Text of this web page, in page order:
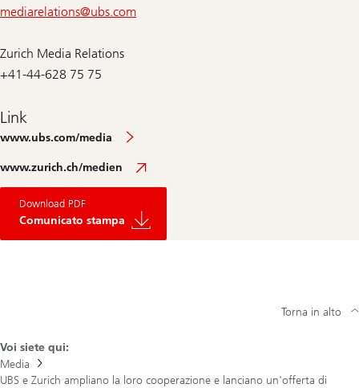
mediarelations@ubs.com
Zurich Media Relations
+41-44-628 75 75
Link
www.ubs.com/media
www.zurich.ch/medien
Download PDF
Comunicato stampa
Voi siete qui:
Media
UBS e Zurich ampliano la loro cooperazione e lanciano un'offerta di
Torna in alto